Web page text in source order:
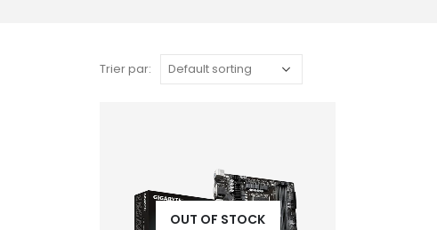
Trier par:
OUT OF STOCK
wishlist